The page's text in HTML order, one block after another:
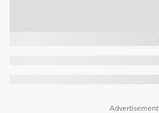
Advertisement